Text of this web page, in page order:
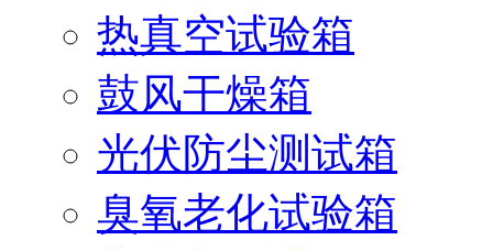
热真空试验箱
鼓风干燥箱
光伏防尘测试箱
臭氧老化试验箱